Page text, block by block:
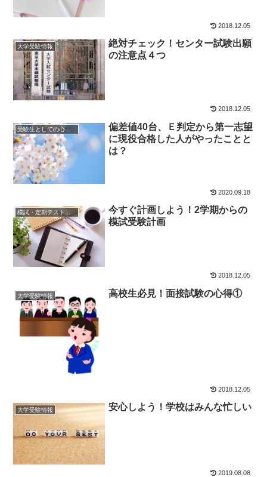
2018.12.05
大学受験情報
絶対チェック！センター試験出願
の注意点４つ
2018.12.05
受験生としての心構え
偏差値40台、Ｅ判定から第一志望
に現役合格した人がやったことと
は？
2020.09.18
模試・定期テストの活用法
今すぐ計画しよう！2学期からの
模試受験計画
2018.12.05
大学受験情報 高校生必見！面接試験の心得①
2018.12.05
大学受験情報 安心しよう！学校はみんな忙しい
2019.08.08